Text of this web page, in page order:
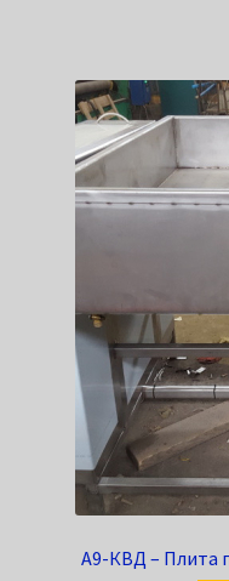
А9-КВД – Плита